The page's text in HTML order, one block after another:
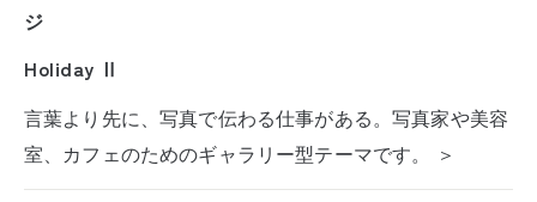
ジ
Holiday Ⅱ
言葉より先に、写真で伝わる仕事がある。写真家や美容
室、カフェのためのギャラリー型テーマです。 ＞